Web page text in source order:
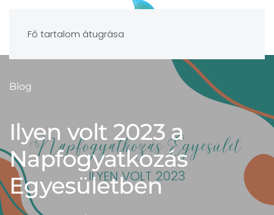
Fő tartalom átugrása
Blog
Ilyen volt 2023 a
Napfogyatkozás
Egyesületben